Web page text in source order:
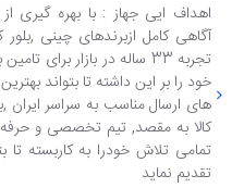
اهداف ایی جهاز : با بهره
آگاهی کامل ازبرندهای چینی
تجربه 33 ساله در بازار
خود را بر این داشته تا بتواند
های ارسال مناسب به سراسر ایران
کالا به مقصد, تیم تخصصی و
تمامی تلاش خودرا به کاربسته تا
تقدیم نماید